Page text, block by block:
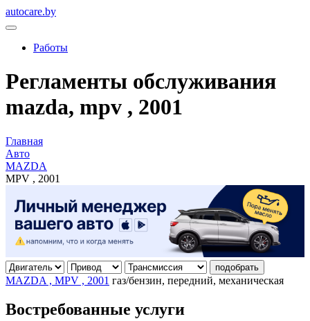
autocare.by
Работы
Регламенты обслуживания
mazda, mpv , 2001
Главная
Авто
MAZDA
MPV , 2001
подобрать
MAZDA , MPV , 2001 газ/бензин, передний, механическая
Востребованные услуги